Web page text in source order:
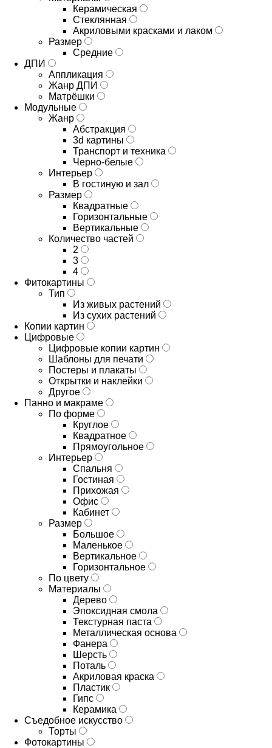
Керамическая
Стеклянная
Акриловыми красками и лаком
Размер
Средние
ДПИ
Аппликация
Жанр ДПИ
Матрёшки
Модульные
Жанр
Абстракция
3d картины
Транспорт и техника
Черно-белые
Интерьер
В гостиную и зал
Размер
Квадратные
Горизонтальные
Вертикальные
Количество частей
2
3
4
Фитокартины
Тип
Из живых растений
Из сухих растений
Копии картин
Цифровые
Цифровые копии картин
Шаблоны для печати
Постеры и плакаты
Открытки и наклейки
Другое
Панно и макраме
По форме
Круглое
Квадратное
Прямоугольное
Интерьер
Спальня
Гостиная
Прихожая
Офис
Кабинет
Размер
Большое
Маленькое
Вертикальное
Горизонтальное
По цвету
Материалы
Дерево
Эпоксидная смола
Текстурная паста
Металлическая основа
Фанера
Шерсть
Поталь
Акриловая краска
Пластик
Гипс
Керамика
Съедобное искусство
Торты
Фотокартины